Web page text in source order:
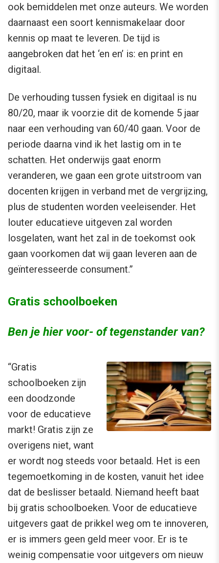
ook bemiddelen met onze auteurs. We worden
daarnaast een soort kennismakelaar door
kennis op maat te leveren. De tijd is
aangebroken dat het ‘en en’ is: en print en
digitaal.
De verhouding tussen fysiek en digitaal is nu
80/20, maar ik voorzie dit de komende 5 jaar
naar een verhouding van 60/40 gaan. Voor de
periode daarna vind ik het lastig om in te
schatten. Het onderwijs gaat enorm
veranderen, we gaan een grote uitstroom van
docenten krijgen in verband met de vergrijzing,
plus de studenten worden veeleisender. Het
louter educatieve uitgeven zal worden
losgelaten, want het zal in de toekomst ook
gaan voorkomen dat wij gaan leveren aan de
geïnteresseerde consument.”
Gratis schoolboeken
Ben je hier voor- of tegenstander van?
“Gratis
schoolboeken zijn
een doodzonde
voor de educatieve
markt! Gratis zijn ze
overigens niet, want
er wordt nog steeds voor betaald. Het is een
tegemoetkoming in de kosten, vanuit het idee
dat de beslisser betaald. Niemand heeft baat
bij gratis schoolboeken. Voor de educatieve
uitgevers gaat de prikkel weg om te innoveren,
er is immers geen geld meer voor. Er is te
weinig compensatie voor uitgevers om nieuw